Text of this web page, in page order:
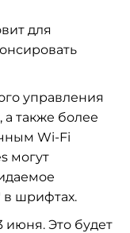
для
управления
также более
Wi-Fi
могут
в шрифтах.
июня. Это будет